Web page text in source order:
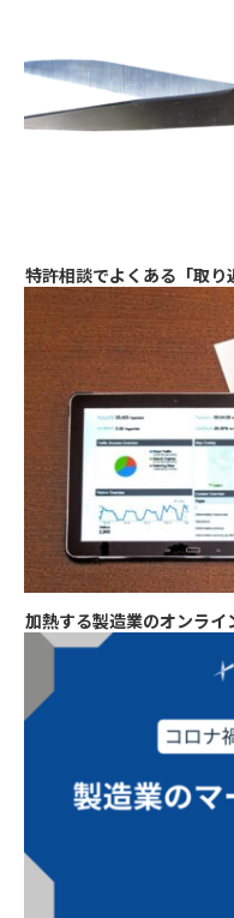
特許相談でよくある「取り
加熱する製造業のオンライ